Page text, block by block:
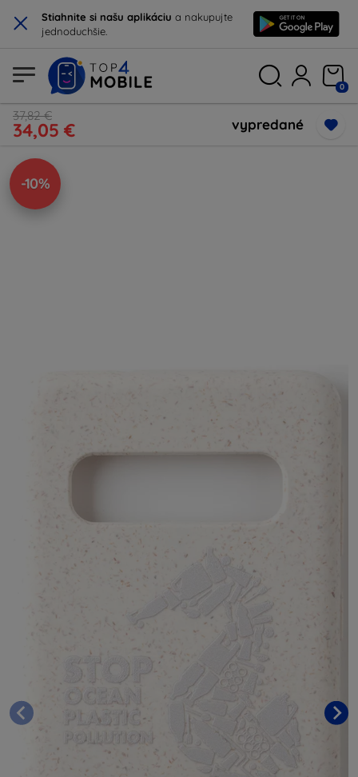
× Stiahnite si našu aplikáciu a nakupujte
jednoduchšie.
0
37,82 €
34,05 € vypredané
-10%